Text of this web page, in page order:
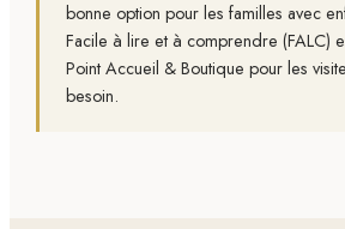
bonne option pour les familles avec
Facile à lire et à comprendre (FALC)
Point Accueil & Boutique pour les
besoin.